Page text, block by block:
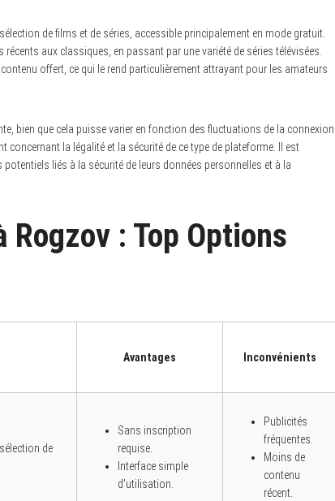
de films et de séries, accessible principalement en mode gratuit.
aux classiques, en passant par une variété de séries télévisées.
offert, ce qui le rend particulièrement attrayant pour les amateurs
bien que cela puisse varier en fonction des fluctuations de la connexion
concernant la légalité et la sécurité de ce type de plateforme. Il est
liés à la sécurité de leurs données personnelles et à la
: Top Options
Avantages Inconvénients
de
Sans inscription
requise.
Interface simple
d’utilisation.
Publicités
fréquentes.
Moins de
contenu
récent.